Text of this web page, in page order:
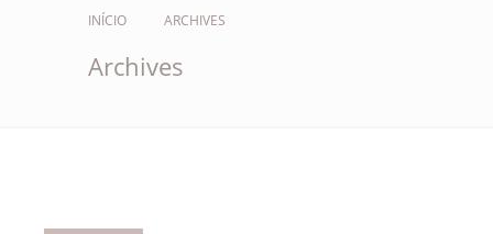
INÍCIO ARCHIVES
Archives